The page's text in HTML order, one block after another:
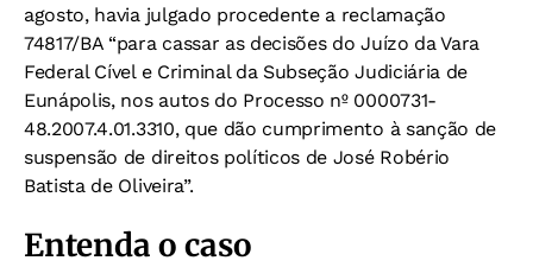
agosto, havia julgado procedente a reclamação
74817/BA “para cassar as decisões do Juízo da Vara
Federal Cível e Criminal da Subseção Judiciária de
Eunápolis, nos autos do Processo nº 0000731-
48.2007.4.01.3310, que dão cumprimento à sanção de
suspensão de direitos políticos de José Robério
Batista de Oliveira”.
Entenda o caso